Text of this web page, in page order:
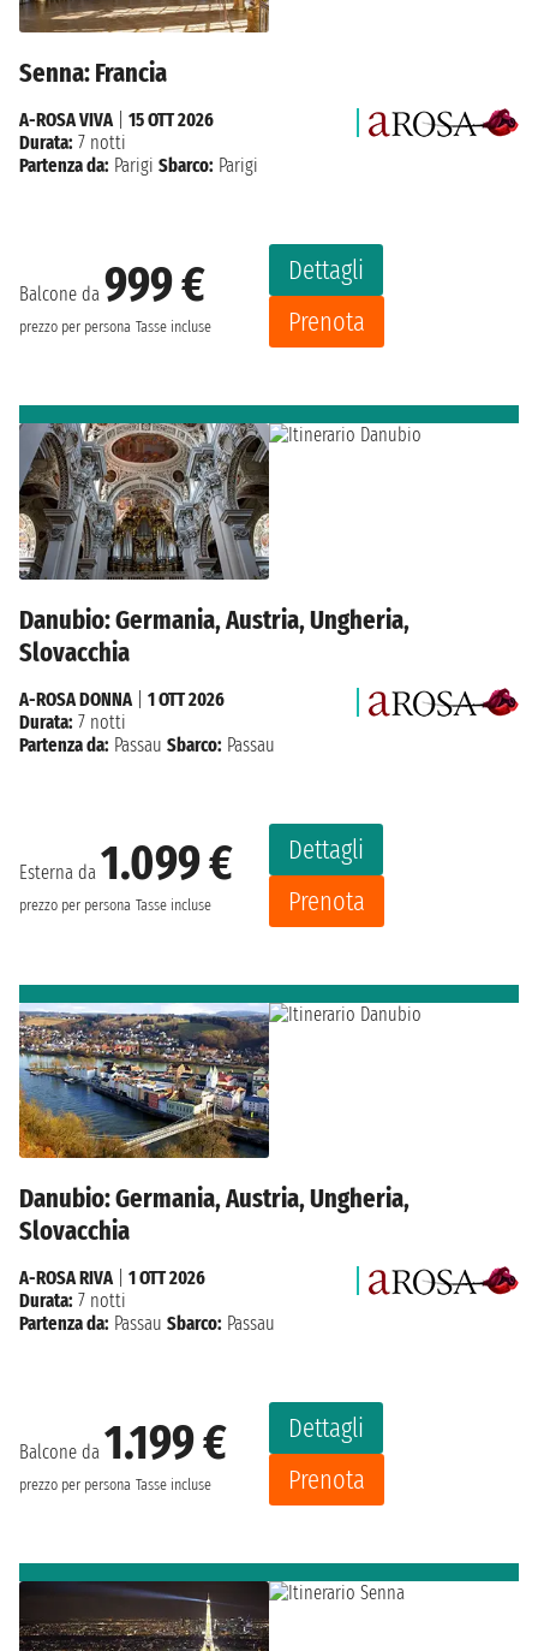
Senna: Francia
Balcone da 999 €
prezzo per persona Tasse incluse
Dettagli
Prenota
A-ROSA VIVA| 15 OTT 2026
Durata: 7 notti
Partenza da: Parigi Sbarco: Parigi
Danubio: Germania, Austria, Ungheria,
Slovacchia
Esterna da 1.099 €
prezzo per persona Tasse incluse
Dettagli
Prenota
A-ROSA DONNA| 1 OTT 2026
Durata: 7 notti
Partenza da: Passau Sbarco: Passau
Danubio: Germania, Austria, Ungheria,
Slovacchia
Balcone da 1.199 €
prezzo per persona Tasse incluse
Dettagli
Prenota
A-ROSA RIVA| 1 OTT 2026
Durata: 7 notti
Partenza da: Passau Sbarco: Passau